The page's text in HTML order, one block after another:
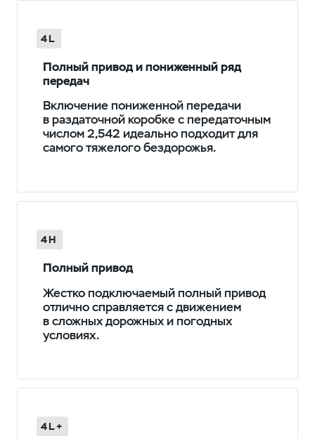
Полный привод и пониженный ряд
передач
Включение пониженной передачи
в раздаточной коробке с передаточным
числом 2,542 идеально подходит для
самого тяжелого бездорожья.
4L
Полный привод
Жестко подключаемый полный привод
отлично справляется с движением
в сложных дорожных и погодных
условиях.
4H
4L+